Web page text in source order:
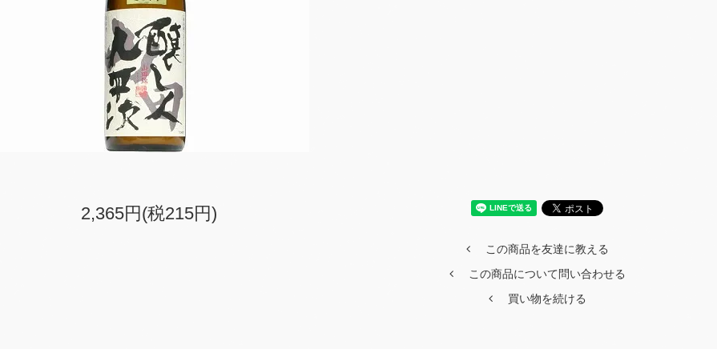
2,365円(税215円)
この商品を友達に教える
この商品について問い合わせる
買い物を続ける